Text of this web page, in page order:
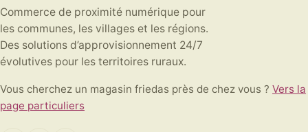
Commerce de proximité numérique pour
les communes, les villages et les régions.
Des solutions d’approvisionnement 24/7
évolutives pour les territoires ruraux.
Vous cherchez un magasin friedas près de chez vous ? Vers la
page particuliers